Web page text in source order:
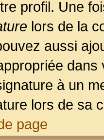
profil. Une
lors de la
aussi
à un
lors de sa
page